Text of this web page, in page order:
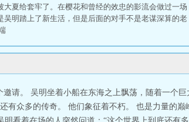
夏给套牢了。在樱花和曾经的效忠的影流会做过一场
明踏上了新生活，但是后面的对手不是老谋深算的老
请。 吴明坐着小船在东海之上飘荡，随着一个巨
有众多的传奇。 他们象征着不朽。 也是力量的巅